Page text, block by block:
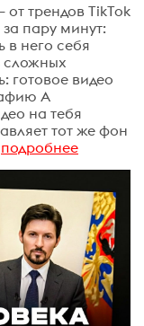
трендов TikTok
пару минут:
в него себя
сложных
готовое видео
А
на тебя
тот же фон
подробнее